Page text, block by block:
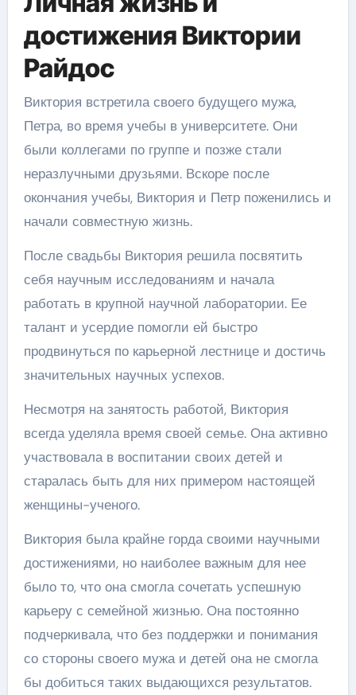
достижения Виктории
Райдос
Виктория встретила своего будущего мужа,
Петра, во время учебы в университете. Они
были коллегами по группе и позже стали
неразлучными друзьями. Вскоре после
окончания учебы, Виктория и Петр поженились и
начали совместную жизнь.
После свадьбы Виктория решила посвятить
себя научным исследованиям и начала
работать в крупной научной лаборатории. Ее
талант и усердие помогли ей быстро
продвинуться по карьерной лестнице и достичь
значительных научных успехов.
Несмотря на занятость работой, Виктория
всегда уделяла время своей семье. Она активно
участвовала в воспитании своих детей и
старалась быть для них примером настоящей
женщины-ученого.
Виктория была крайне горда своими научными
достижениями, но наиболее важным для нее
было то, что она смогла сочетать успешную
карьеру с семейной жизнью. Она постоянно
подчеркивала, что без поддержки и понимания
со стороны своего мужа и детей она не смогла
бы добиться таких выдающихся результатов.